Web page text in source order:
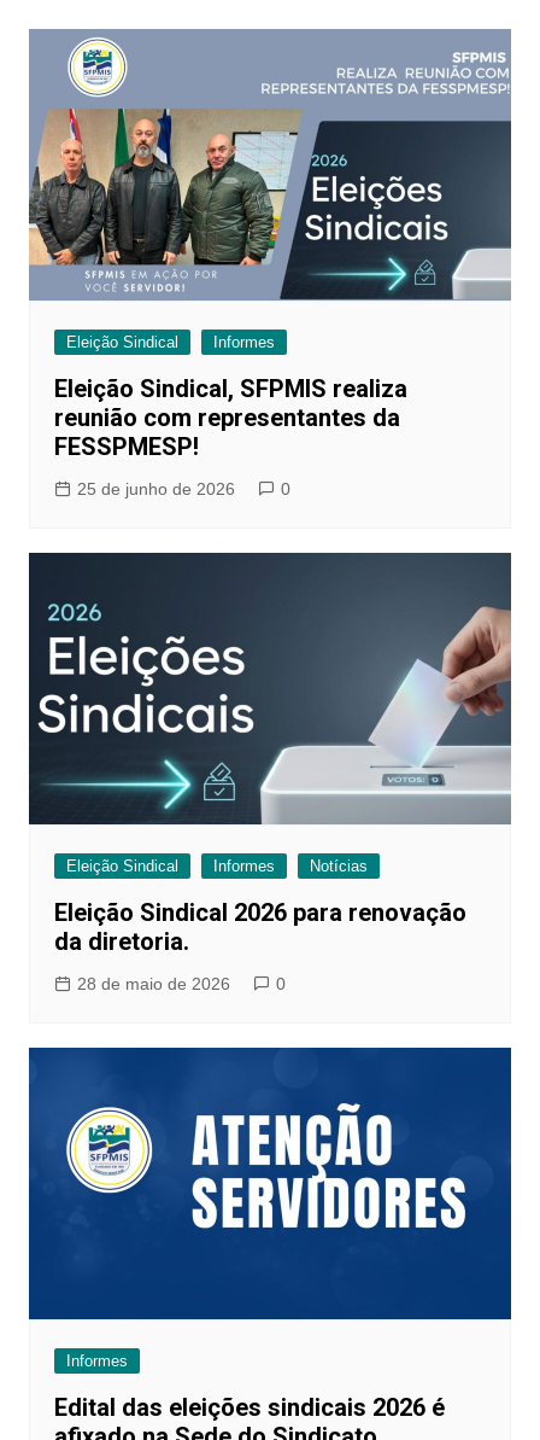
Post
Eleição Sindical Informes
Eleição Sindical, SFPMIS realiza
reunião com representantes da
FESSPMESP!
25 de junho de 2026 0
Eleição Sindical Informes Notícias
Eleição Sindical 2026 para renovação
da diretoria.
28 de maio de 2026 0
Informes
Edital das eleições sindicais 2026 é